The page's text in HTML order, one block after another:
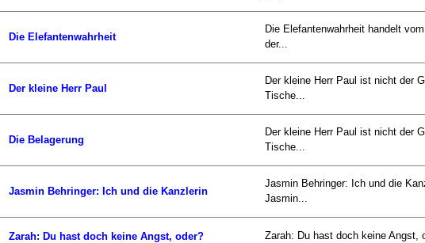
Die Elefantenwahrheit
Die Elefantenwahrheit handelt
der...
Der kleine Herr Paul
Der kleine Herr Paul ist nicht der
Tische...
Die Belagerung
Der kleine Herr Paul ist nicht der
Tische...
Jasmin Behringer: Ich und die Kanzlerin
Jasmin Behringer: Ich und die
Jasmin...
Zarah: Du hast doch keine Angst, oder? Zarah: Du hast doch keine Angst,